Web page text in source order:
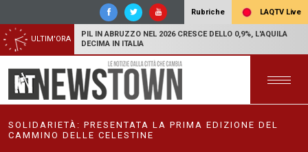
Rubriche LAQTV Live
ULTIM'ORA
PIL IN ABRUZZO NEL 2026 CRESCE DELLO 0,9%, L'AQUILA
DECIMA IN ITALIA
SOLIDARIETÀ: PRESENTATA LA PRIMA EDIZIONE DEL
CAMMINO DELLE CELESTINE